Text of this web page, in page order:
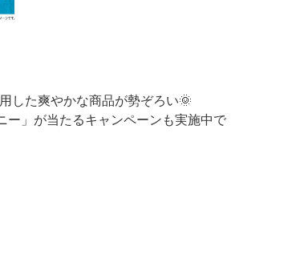
した爽やかな商品が勢ぞろい🌞
ー」が当たるキャンペーンも実施中で